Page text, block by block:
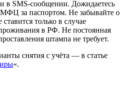
в SMS-сообщении. Дожидаетесь
за паспортом. Не забывайте о
только в случае
в РФ. Не постоянная
штампа не требует.
снятия с учёта — в статье
«.